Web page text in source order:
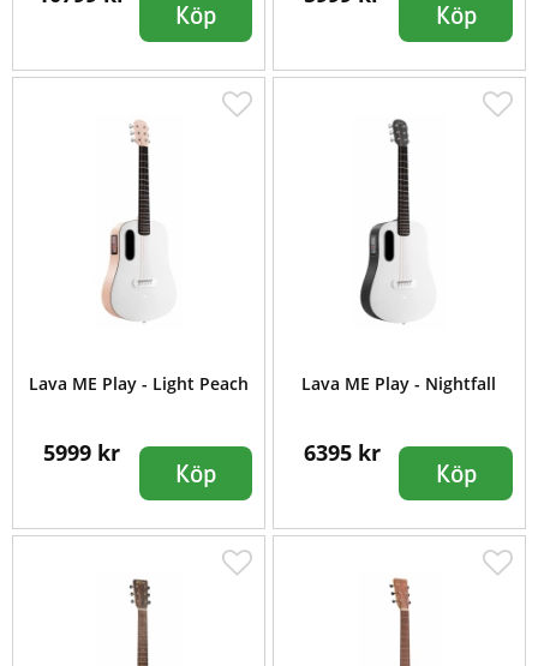
Köp Köp
Lava ME Play - Light Peach
5999 kr
Köp
Lava ME Play - Nightfall
6395 kr
Köp